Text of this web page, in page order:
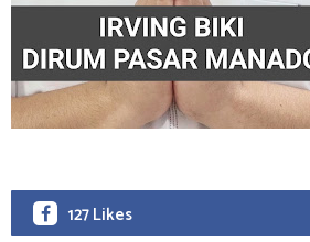
127 Likes